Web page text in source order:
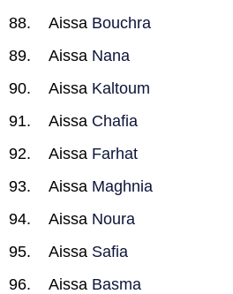
Aissa Bouchra
Aissa Nana
Aissa Kaltoum
Aissa Chafia
Aissa Farhat
Aissa Maghnia
Aissa Noura
Aissa Safia
Aissa Basma